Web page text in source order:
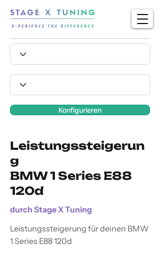
Konfigurieren
Leistungssteigerun
g
BMW 1 Series E88
120d
durch Stage X Tuning
Leistungssteigerung für deinen BMW
1 Series E88 120d